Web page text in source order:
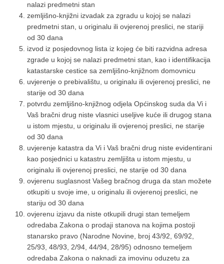
nalazi predmetni stan
zemljišno-knjižni izvadak za zgradu u kojoj se nalazi
predmetni stan, u originalu ili ovjerenoj preslici, ne stariji
od 30 dana
izvod iz posjedovnog lista iz kojeg će biti razvidna adresa
zgrade u kojoj se nalazi predmetni stan, kao i identifikacija
katastarske cestice sa zemljišno-knjižnom domovnicu
uvjerenje o prebivalištu, u originalu ili ovjerenoj preslici, ne
starije od 30 dana
potvrdu zemljišno-knjižnog odjela Općinskog suda da Vi i
Vaš bračni drug niste vlasnici useljive kuće ili drugog stana
u istom mjestu, u originalu ili ovjerenoj preslici, ne starije
od 30 dana
uvjerenje katastra da Vi i Vaš bračni drug niste evidentirani
kao posjednici u katastru zemljišta u istom mjestu, u
originalu ili ovjerenoj preslici, ne starije od 30 dana
ovjerenu suglasnost Vašeg bračnog druga da stan možete
otkupiti u svoje ime, u originalu ili ovjerenoj preslici, ne
stariju od 30 dana
ovjerenu izjavu da niste otkupili drugi stan temeljem
odredaba Zakona o prodaji stanova na kojima postoji
stanarsko pravo (Narodne Novine, broj 43/92, 69/92,
25/93, 48/93, 2/94, 44/94, 28/95) odnosno temeljem
odredaba Zakona o naknadi za imovinu oduzetu za